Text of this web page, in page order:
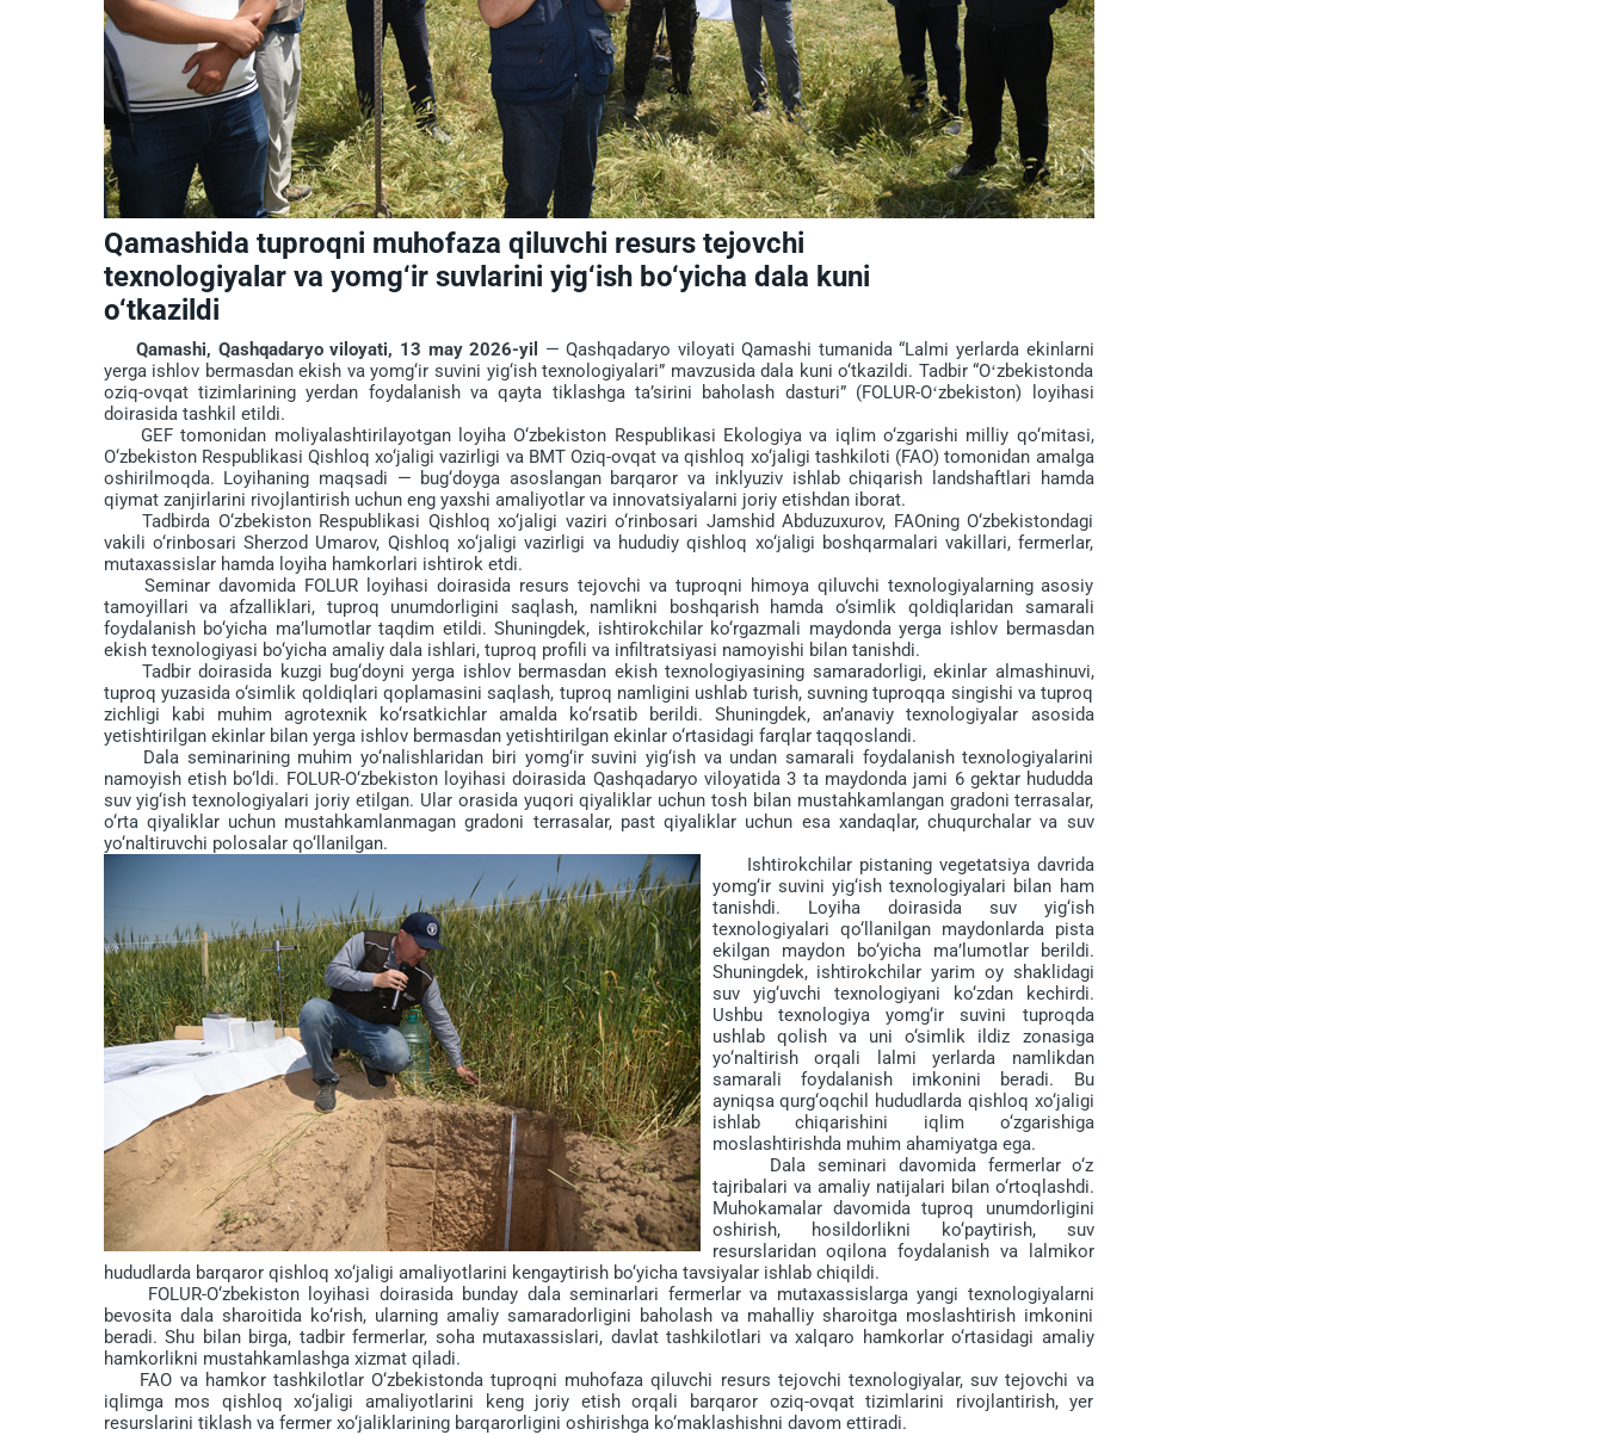
Qamashida tuproqni muhofaza qiluvchi resurs tejovchi
texnologiyalar va yomg‘ir suvlarini yig‘ish bo‘yicha dala kuni
o‘tkazildi
Qamashi, Qashqadaryo viloyati, 13 may 2026-yil
— Qashqadaryo viloyati Qamashi tumanida “Lalmi yerlarda ekinlarni
yerga ishlov bermasdan ekish va yomg‘ir suvini yig‘ish texnologiyalari” mavzusida dala kuni o‘tkazildi. Tadbir “Oʻzbekistonda
oziq-ovqat tizimlarining yerdan foydalanish va qayta tiklashga taʼsirini baholash dasturi” (FOLUR-Oʻzbekiston) loyihasi
doirasida tashkil etildi.
GEF tomonidan moliyalashtirilayotgan loyiha O‘zbekiston Respublikasi Ekologiya va iqlim o‘zgarishi milliy qo‘mitasi,
O‘zbekiston Respublikasi Qishloq xo‘jaligi vazirligi va BMT Oziq-ovqat va qishloq xo‘jaligi tashkiloti (FAO) tomonidan amalga
oshirilmoqda. Loyihaning maqsadi — bug‘doyga asoslangan barqaror va inklyuziv ishlab chiqarish landshaftlari hamda
qiymat zanjirlarini rivojlantirish uchun eng yaxshi amaliyotlar va innovatsiyalarni joriy etishdan iborat.
Tadbirda O‘zbekiston Respublikasi Qishloq xo‘jaligi vaziri o‘rinbosari Jamshid Abduzuxurov, FAOning O‘zbekistondagi
vakili o‘rinbosari Sherzod Umarov, Qishloq xo‘jaligi vazirligi va hududiy qishloq xo‘jaligi boshqarmalari vakillari, fermerlar,
mutaxassislar hamda loyiha hamkorlari ishtirok etdi.
Seminar davomida FOLUR loyihasi doirasida resurs tejovchi va tuproqni himoya qiluvchi texnologiyalarning asosiy
tamoyillari va afzalliklari, tuproq unumdorligini saqlash, namlikni boshqarish hamda o‘simlik qoldiqlaridan samarali
foydalanish bo‘yicha ma’lumotlar taqdim etildi. Shuningdek, ishtirokchilar ko‘rgazmali maydonda yerga ishlov bermasdan
ekish texnologiyasi bo‘yicha amaliy dala ishlari, tuproq profili va infiltratsiyasi namoyishi bilan tanishdi.
Tadbir doirasida kuzgi bug‘doyni yerga ishlov bermasdan ekish texnologiyasining samaradorligi, ekinlar almashinuvi,
tuproq yuzasida o‘simlik qoldiqlari qoplamasini saqlash, tuproq namligini ushlab turish, suvning tuproqqa singishi va tuproq
zichligi kabi muhim agrotexnik ko‘rsatkichlar amalda ko‘rsatib berildi. Shuningdek, an’anaviy texnologiyalar asosida
yetishtirilgan ekinlar bilan yerga ishlov bermasdan yetishtirilgan ekinlar o‘rtasidagi farqlar taqqoslandi.
Dala seminarining muhim yo‘nalishlaridan biri yomg‘ir suvini yig‘ish va undan samarali foydalanish texnologiyalarini
namoyish etish bo‘ldi. FOLUR-O‘zbekiston loyihasi doirasida Qashqadaryo viloyatida 3 ta maydonda jami 6 gektar hududda
suv yig‘ish texnologiyalari joriy etilgan. Ular orasida yuqori qiyaliklar uchun tosh bilan mustahkamlangan gradoni terrasalar,
o‘rta qiyaliklar uchun mustahkamlanmagan gradoni terrasalar, past qiyaliklar uchun esa xandaqlar, chuqurchalar va suv
yo‘naltiruvchi polosalar qo‘llanilgan.
Ishtirokchilar pistaning vegetatsiya davrida
yomg‘ir suvini yig‘ish texnologiyalari bilan ham
tanishdi. Loyiha doirasida suv yig‘ish
texnologiyalari qo‘llanilgan maydonlarda pista
ekilgan maydon bo‘yicha ma’lumotlar berildi.
Shuningdek, ishtirokchilar yarim oy shaklidagi
suv yig‘uvchi texnologiyani ko‘zdan kechirdi.
Ushbu texnologiya yomg‘ir suvini tuproqda
ushlab qolish va uni o‘simlik ildiz zonasiga
yo‘naltirish orqali lalmi yerlarda namlikdan
samarali foydalanish imkonini beradi. Bu
ayniqsa qurg‘oqchil hududlarda qishloq xo‘jaligi
ishlab chiqarishini iqlim o‘zgarishiga
moslashtirishda muhim ahamiyatga ega.
Dala seminari davomida fermerlar o‘z
tajribalari va amaliy natijalari bilan o‘rtoqlashdi.
Muhokamalar davomida tuproq unumdorligini
oshirish, hosildorlikni ko‘paytirish, suv
resurslaridan oqilona foydalanish va lalmikor
hududlarda barqaror qishloq xo‘jaligi amaliyotlarini kengaytirish bo‘yicha tavsiyalar ishlab chiqildi.
FOLUR-O‘zbekiston loyihasi doirasida bunday dala seminarlari fermerlar va mutaxassislarga yangi texnologiyalarni
bevosita dala sharoitida ko‘rish, ularning amaliy samaradorligini baholash va mahalliy sharoitga moslashtirish imkonini
beradi. Shu bilan birga, tadbir fermerlar, soha mutaxassislari, davlat tashkilotlari va xalqaro hamkorlar o‘rtasidagi amaliy
hamkorlikni mustahkamlashga xizmat qiladi.
FAO va hamkor tashkilotlar O‘zbekistonda tuproqni muhofaza qiluvchi resurs tejovchi texnologiyalar, suv tejovchi va
iqlimga mos qishloq xo‘jaligi amaliyotlarini keng joriy etish orqali barqaror oziq-ovqat tizimlarini rivojlantirish, yer
resurslarini tiklash va fermer xo‘jaliklarining barqarorligini oshirishga ko‘maklashishni davom ettiradi.